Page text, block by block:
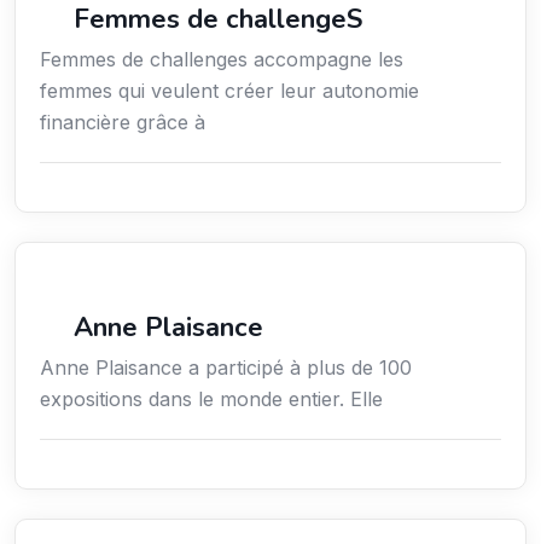
Femmes de challengeS
Femmes de challenges accompagne les
femmes qui veulent créer leur autonomie
financière grâce à
Anne Plaisance
Anne Plaisance a participé à plus de 100
expositions dans le monde entier. Elle